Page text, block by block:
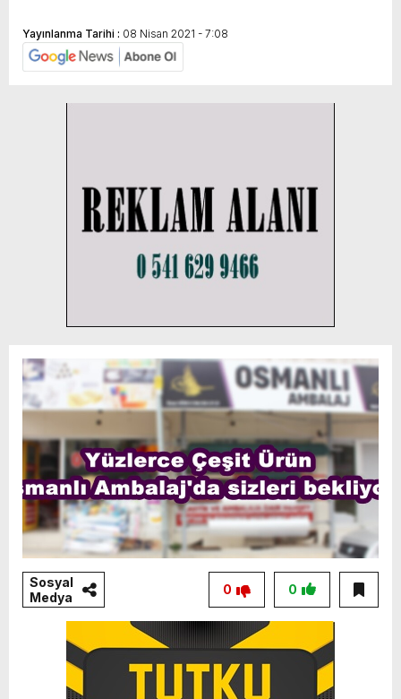
Yayınlanma Tarihi : 08 Nisan 2021 - 7:08
Sosyal
Medya
0
0